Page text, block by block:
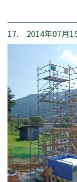
17. 2014年07月